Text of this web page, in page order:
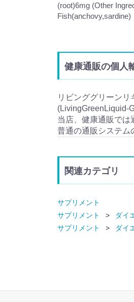
(root)6mg (Other
Fish(anchovy,sardine)
健康通販の個人
リビンググリーン
(LivingGreenLiquid-
当店、健康通販では
普通の通販システム
関連カテゴリ
サプリメント
サプリメント
ダイ
サプリメント
ダイ